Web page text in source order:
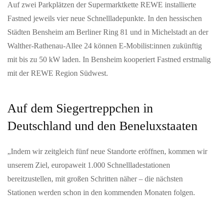
Auf zwei Parkplätzen der Supermarktkette REWE installierte
Fastned jeweils vier neue Schnellladepunkte. In den hessischen
Städten Bensheim am Berliner Ring 81 und in Michelstadt an der
Walther-Rathenau-Allee 24 können E-Mobilist:innen zukünftig
mit bis zu 50 kW laden. In Bensheim kooperiert Fastned erstmalig
mit der REWE Region Südwest.
Auf dem Siegertreppchen in
Deutschland und den Beneluxstaaten
„Indem wir zeitgleich fünf neue Standorte eröffnen, kommen wir
unserem Ziel, europaweit 1.000 Schnellladestationen
bereitzustellen, mit großen Schritten näher – die nächsten
Stationen werden schon in den kommenden Monaten folgen.